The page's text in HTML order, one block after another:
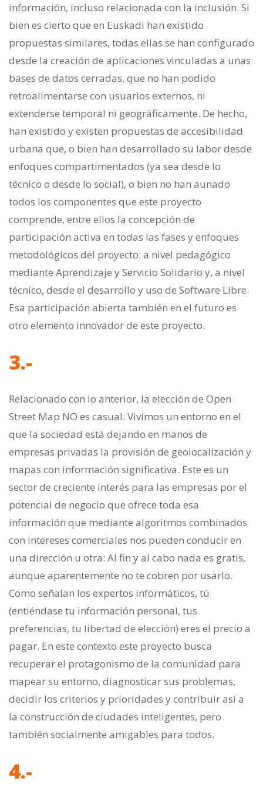
información, incluso relacionada con la inclusión. Si
bien es cierto que en Euskadi han existido
propuestas similares, todas ellas se han configurado
desde la creación de aplicaciones vinculadas a unas
bases de datos cerradas, que no han podido
retroalimentarse con usuarios externos, ni
extenderse temporal ni geográficamente. De hecho,
han existido y existen propuestas de accesibilidad
urbana que, o bien han desarrollado su labor desde
enfoques compartimentados (ya sea desde lo
técnico o desde lo social), o bien no han aunado
todos los componentes que este proyecto
comprende, entre ellos la concepción de
participación activa en todas las fases y enfoques
metodológicos del proyecto: a nivel pedagógico
mediante Aprendizaje y Servicio Solidario y, a nivel
técnico, desde el desarrollo y uso de Software Libre.
Esa participación abierta también en el futuro es
otro elemento innovador de este proyecto.
3.-
Relacionado con lo anterior, la elección de Open
Street Map NO es casual. Vivimos un entorno en el
que la sociedad está dejando en manos de
empresas privadas la provisión de geolocalización y
mapas con información significativa. Este es un
sector de creciente interés para las empresas por el
potencial de negocio que ofrece toda esa
información que mediante algoritmos combinados
con intereses comerciales nos pueden conducir en
una dirección u otra: Al fin y al cabo nada es gratis,
aunque aparentemente no te cobren por usarlo.
Como señalan los expertos informáticos, tú
(entiéndase tu información personal, tus
preferencias, tu libertad de elección) eres el precio a
pagar. En este contexto este proyecto busca
recuperar el protagonismo de la comunidad para
mapear su entorno, diagnosticar sus problemas,
decidir los criterios y prioridades y contribuir así a
la construcción de ciudades inteligentes, pero
también socialmente amigables para todos.
4.-